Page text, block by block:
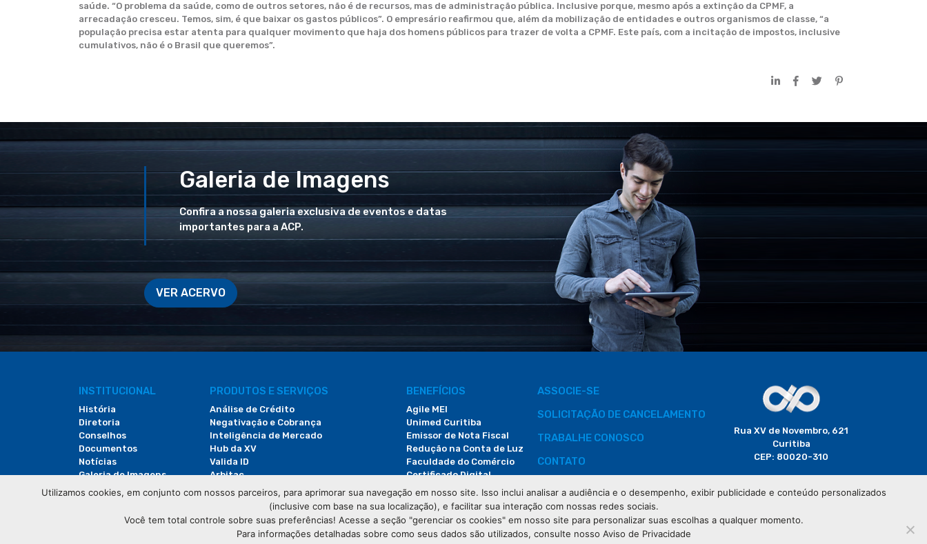
saúde. “O problema da saúde, como de outros setores, não é de recursos, mas de administração pública. Inclusive porque, mesmo após a extinção da CPMF, a
arrecadação cresceu. Temos, sim, é que baixar os gastos públicos”. O empresário reafirmou que, além da mobilização de entidades e outros organismos de classe, “a
população precisa estar atenta para qualquer movimento que haja dos homens públicos para trazer de volta a CPMF. Este país, com a incitação de impostos, inclusive
cumulativos, não é o Brasil que queremos”.
Galeria de Imagens
Confira a nossa galeria exclusiva de eventos e datas
importantes para a ACP.
VER ACERVO
INSTITUCIONAL
História
Diretoria
Conselhos
Documentos
Notícias
Galeria de Imagens
Revista do Comércio
PRODUTOS E SERVIÇOS
Análise de Crédito
Negativação e Cobrança
Inteligência de Mercado
Hub da XV
Valida ID
Arbitac
Locação de Espaços
BENEFÍCIOS
Agile MEI
Unimed Curitiba
Emissor de Nota Fiscal
Redução na Conta de Luz
Faculdade do Comércio
Certificado Digital
ASSOCIE-SE
SOLICITAÇÃO DE CANCELAMENTO
TRABALHE CONOSCO
CONTATO
DEMANDAS JUDICIAIS
Rua XV de Novembro, 621
Curitiba
CEP: 80020-310
(41) 3320-2929
Utilizamos cookies, em conjunto com nossos parceiros, para aprimorar sua navegação em nosso site. Isso inclui analisar a audiência e o desempenho, exibir publicidade e conteúdo personalizados
(inclusive com base na sua localização), e facilitar sua interação com nossas redes sociais.
Você tem total controle sobre suas preferências! Acesse a seção "gerenciar os cookies" em nosso site para personalizar suas escolhas a qualquer momento.
Para informações detalhadas sobre como seus dados são utilizados, consulte nosso Aviso de Privacidade